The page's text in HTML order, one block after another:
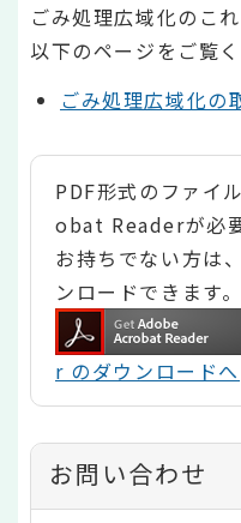
ごみ処理広域化のこ
以下のページをご覧く
ごみ処理広域化の
PDF形式のファイ
obat Readerが必要
お持ちでない方は
ンロードできます。
r のダウンロードへ
お問い合わせ